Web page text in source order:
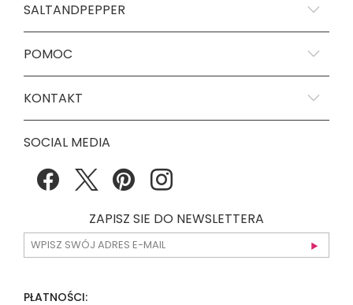
SALTANDPEPPER
POMOC
KONTAKT
SOCIAL MEDIA
ZAPISZ SIE DO NEWSLETTERA
PŁATNOŚCI: